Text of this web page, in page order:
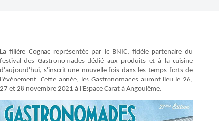
La filière Cognac représentée par le BNIC, fidèle partenaire du
festival des Gastronomades dédié aux produits et à la cuisine
d'aujourd'hui, s'inscrit une nouvelle fois dans les temps forts de
l'événement. Cette année, les Gastronomades auront lieu le 26,
27 et 28 novembre 2021 à l'Espace Carat à Angoulême.